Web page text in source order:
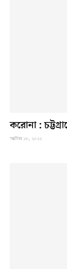
করোনা :
অক্টোবর ১৮, ২০২২